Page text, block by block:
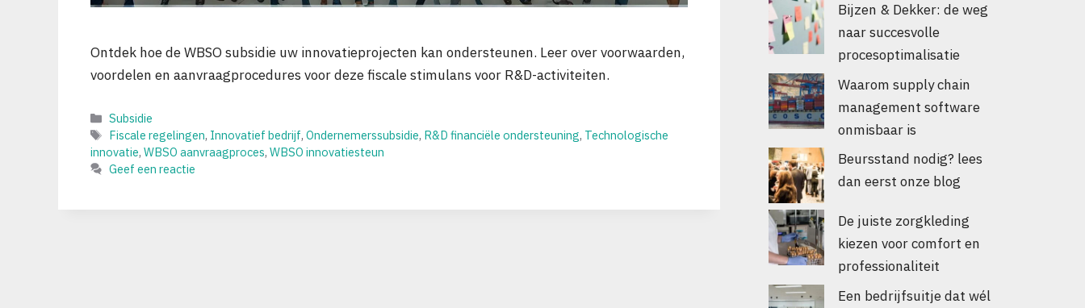
Ontdek hoe de WBSO subsidie uw innovatieprojecten kan ondersteunen. Leer over voorwaarden,
voordelen en aanvraagprocedures voor deze fiscale stimulans voor R&D-activiteiten.
Categorieën
Subsidie
Tags
Fiscale regelingen, Innovatief bedrijf,Ondernemerssubsidie, R&D financiële ondersteuning, Technologische
innovatie, WBSO aanvraagproces, WBSO innovatiesteun
Geef een reactie
Bijzen & Dekker: de weg
naar succesvolle
procesoptimalisatie
Waarom supply chain
management software
onmisbaar is
Beursstand nodig? lees
dan eerst onze blog
De juiste zorgkleding
kiezen voor comfort en
professionaliteit
Een bedrijfsuitje dat wél